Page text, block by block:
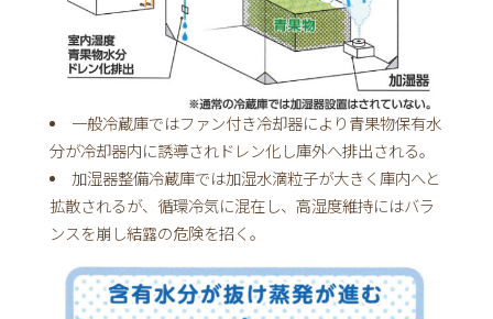
一般冷蔵庫ではファン付き冷却器により青果物保有水
分が冷却器内に誘導されドレン化し庫外へ排出される。
加湿器整備冷蔵庫では加湿水滴粒子が大きく庫内へと
拡散されるが、循環冷気に混在し、高湿度維持にはバラ
ンスを崩し結露の危険を招く。